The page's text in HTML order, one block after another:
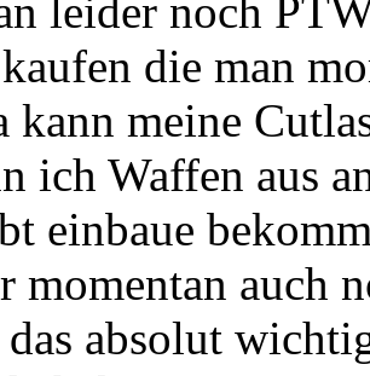
leider noch
die man
kann meine
ich Waffen aus
einbaue
momentan auch
absolut